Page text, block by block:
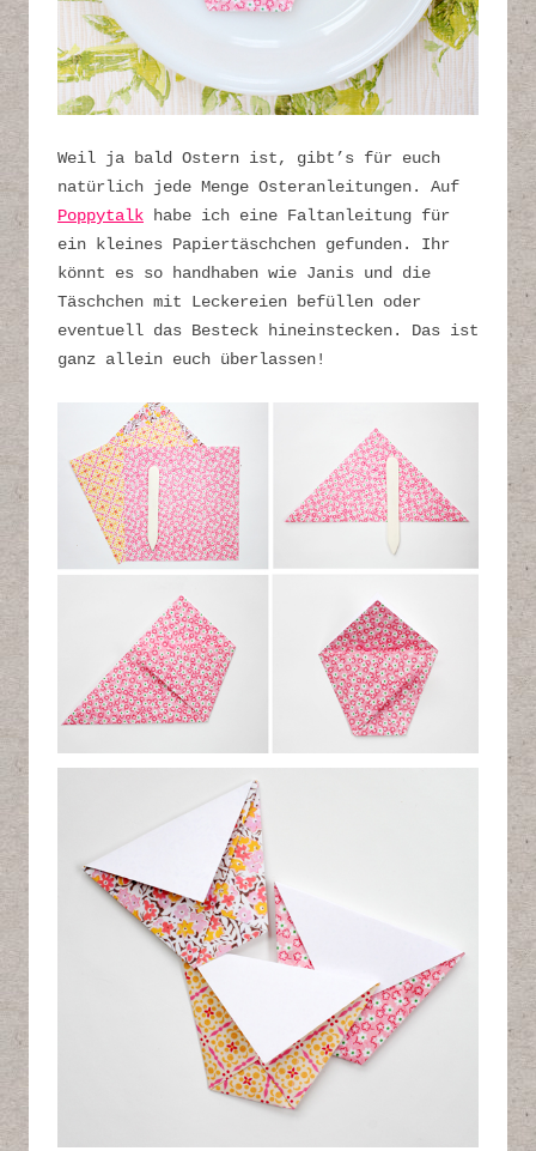
Weil ja bald Ostern ist, gibt’s für euch
natürlich jede Menge Osteranleitungen. Auf
Poppytalk habe ich eine Faltanleitung für
ein kleines Papiertäschchen gefunden. Ihr
könnt es so handhaben wie Janis und die
Täschchen mit Leckereien befüllen oder
eventuell das Besteck hineinstecken. Das ist
ganz allein euch überlassen!